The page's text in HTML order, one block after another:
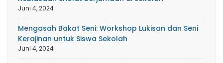
Juni 4, 2024
Mengasah Bakat Seni: Workshop Lukisan dan Seni
Kerajinan untuk Siswa Sekolah
Juni 4, 2024